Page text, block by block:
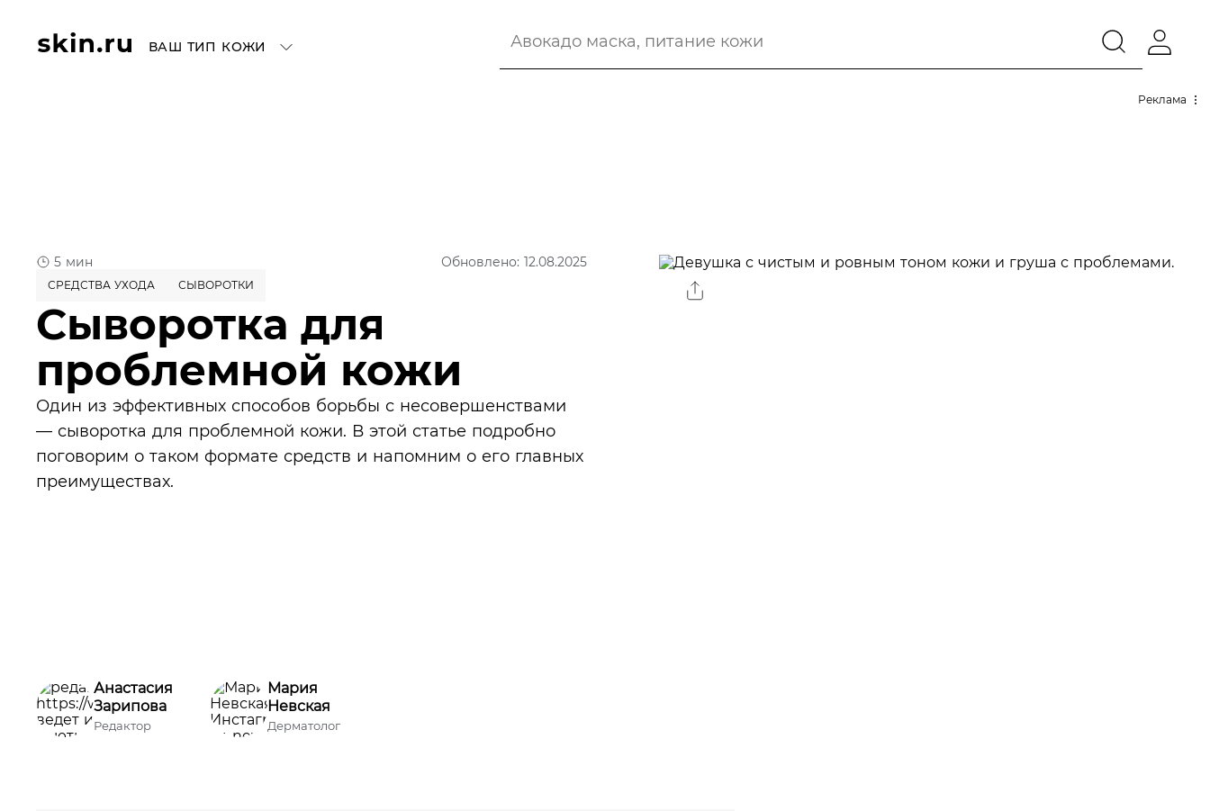
ВАШ ТИП КОЖИ
Реклама
5 мин Обновлено: 12.08.2025
СРЕДСТВА УХОДА СЫВОРОТКИ
Сыворотка для
проблемной кожи
Один из эффективных способов борьбы с несовершенствами
— сыворотка для проблемной кожи. В этой статье подробно
поговорим о таком формате средств и напомним о его главных
преимуществах.
Анастасия
Зарипова
Редактор
Мария
Невская
Дерматолог